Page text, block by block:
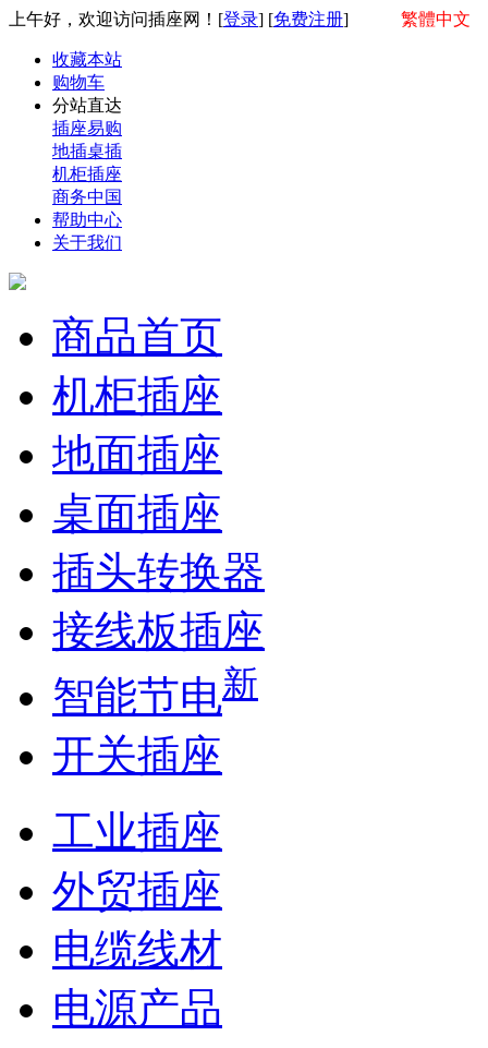
上午好，欢迎访问插座网！[登录] [免费注册] 繁體中文
收藏本站
购物车
分站直达
插座易购
地插桌插
机柜插座
商务中国
帮助中心
关于我们
商品首页
机柜插座
地面插座
桌面插座
插头转换器
接线板插座
智能节电新
开关插座
工业插座
外贸插座
电缆线材
电源产品